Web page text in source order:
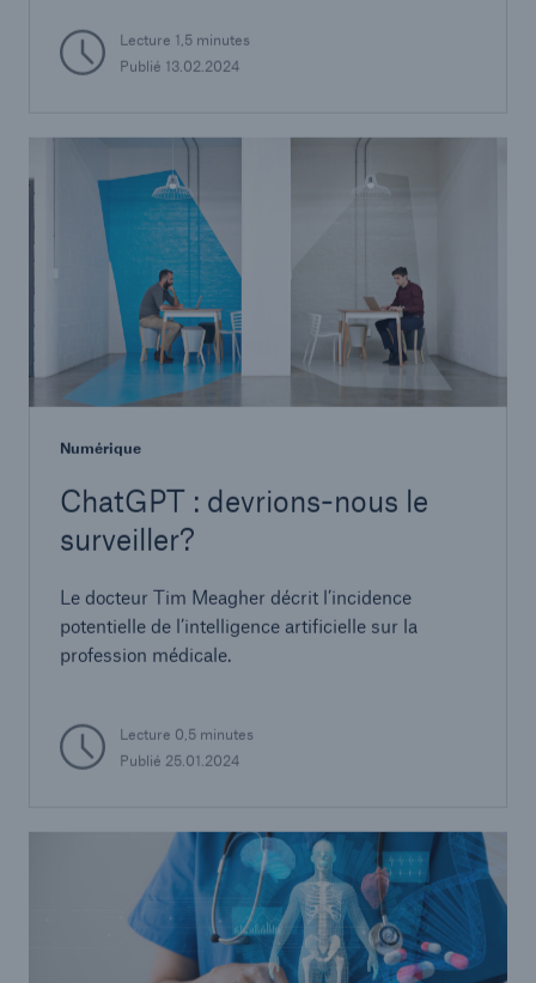
Lecture 1,5 minutes
Publié 13.02.2024
Numérique
ChatGPT : devrions-nous le
surveiller?
Le docteur Tim Meagher décrit l’incidence
potentielle de l’intelligence artificielle sur la
profession médicale.
Lecture 0,5 minutes
Publié 25.01.2024